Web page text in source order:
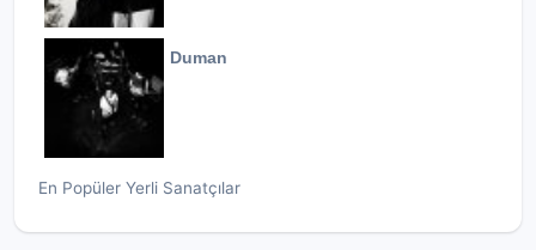
Duman
En Popüler Yerli Sanatçılar